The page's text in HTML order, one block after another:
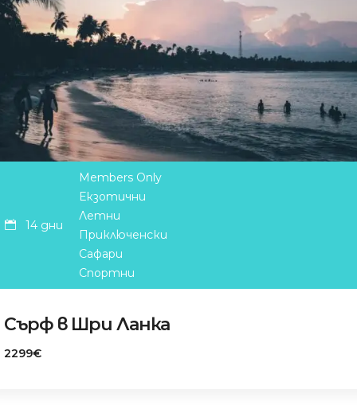
14 дни
Members Only
Екзотични
Летни
Приключенски
Сафари
Спортни
Сърф в Шри Ланка
2299€